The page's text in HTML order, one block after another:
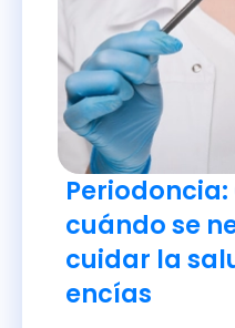
Periodoncia:
cuándo se
cuidar la
encías